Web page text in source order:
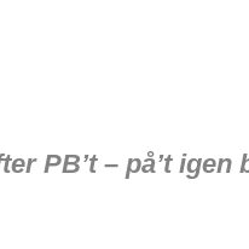
PB’t – på’t igen